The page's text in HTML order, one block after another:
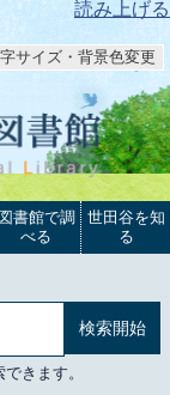
読み上げる
サイズ・背景色変更
図書館で調
べる
世田谷を知
る
きます。